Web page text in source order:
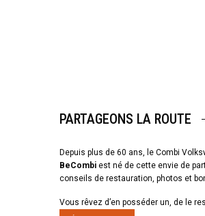
PARTAGEONS LA ROUTE
Depuis plus de 60 ans, le Combi
BeCombi est né de cette envie de
conseils de restauration, photos et
Vous rêvez d’en posséder un, de le